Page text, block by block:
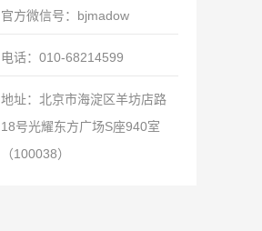
官方微信号：bjmadow
电话：010-68214599
地址：北京市海淀区羊坊店路
18号光耀东方广场S座940室
（100038）